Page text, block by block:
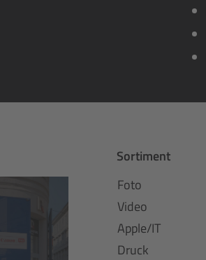
Sortiment
Foto
Video
Apple/IT
Druck